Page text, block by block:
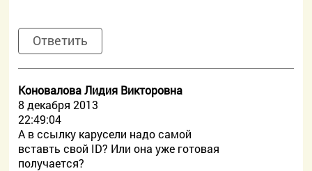
Ответить
Коновалова Лидия Викторовна
8 декабря 2013
22:49:04
А в ссылку карусели надо самой
вставть cвой ID? Или она уже готовая
получается?